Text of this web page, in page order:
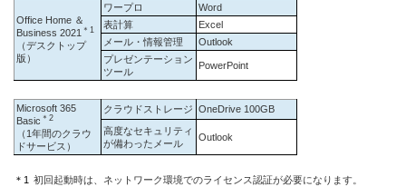
Office Home ＆
Business 2021 ＊1
（デスクトップ
版）
ワープロ
Word
表計算
Excel
メール・情報管理
Outlook
プレゼンテーション
ツール
PowerPoint
Microsoft 365
Basic ＊2
（1年間のクラウ
ドサービス）
クラウドストレージ OneDrive 100GB
高度なセキュリティ
が備わったメール
Outlook
＊1 初回起動時は、ネットワーク環境でのライセンス認証が必要になります。